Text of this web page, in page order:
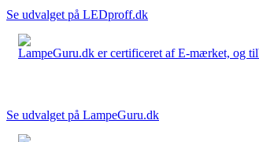
Se udvalget på LEDproff.dk
LampeGuru.dk er certificeret af E-mærket, og
Se udvalget på LampeGuru.dk